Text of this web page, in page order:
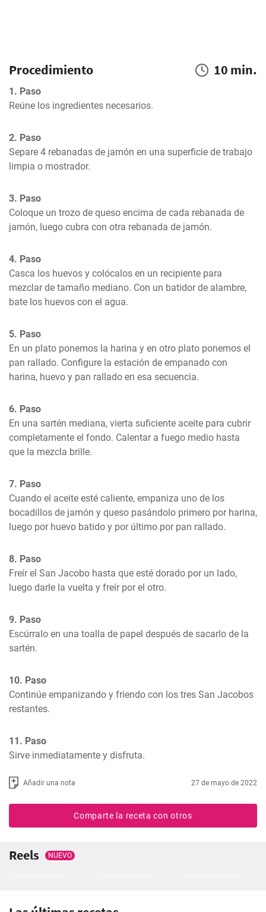
Procedimiento 10 min.
1. Paso
Reúne los ingredientes necesarios.
2. Paso
Separe 4 rebanadas de jamón en una superficie de trabajo
limpia o mostrador.
3. Paso
Coloque un trozo de queso encima de cada rebanada de
jamón, luego cubra con otra rebanada de jamón.
4. Paso
Casca los huevos y colócalos en un recipiente para
mezclar de tamaño mediano. Con un batidor de alambre,
bate los huevos con el agua.
5. Paso
En un plato ponemos la harina y en otro plato ponemos el
pan rallado. Configure la estación de empanado con
harina, huevo y pan rallado en esa secuencia.
6. Paso
En una sartén mediana, vierta suficiente aceite para cubrir
completamente el fondo. Calentar a fuego medio hasta
que la mezcla brille.
7. Paso
Cuando el aceite esté caliente, empaniza uno de los
bocadillos de jamón y queso pasándolo primero por harina,
luego por huevo batido y por último por pan rallado.
8. Paso
Freír el San Jacobo hasta que esté dorado por un lado,
luego darle la vuelta y freír por el otro.
9. Paso
Escúrralo en una toalla de papel después de sacarlo de la
sartén.
10. Paso
Continúe empanizando y friendo con los tres San Jacobos
restantes.
11. Paso
Sirve inmediatamente y disfruta.
Añadir una nota 27 de mayo de 2022
Comparte la receta con otros
Reels NUEVO